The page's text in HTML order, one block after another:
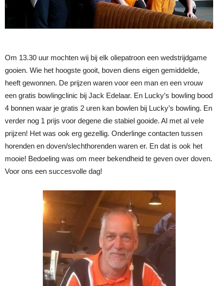
Om 13.30 uur mochten wij bij elk oliepatroon een wedstrijdgame
gooien. Wie het hoogste gooit, boven diens eigen gemiddelde,
heeft gewonnen. De prijzen waren voor een man en een vrouw
een gratis bowlingclinic bij Jack Edelaar. En Lucky’s bowling bood
4 bonnen waar je gratis 2 uren kan bowlen bij Lucky’s bowling. En
verder nog 1 prijs voor degene die stabiel gooide. Al met al vele
prijzen! Het was ook erg gezellig. Onderlinge contacten tussen
horenden en doven/slechthorenden waren er. En dat is ook het
mooie! Bedoeling was om meer bekendheid te geven over doven.
Voor ons een succesvolle dag!